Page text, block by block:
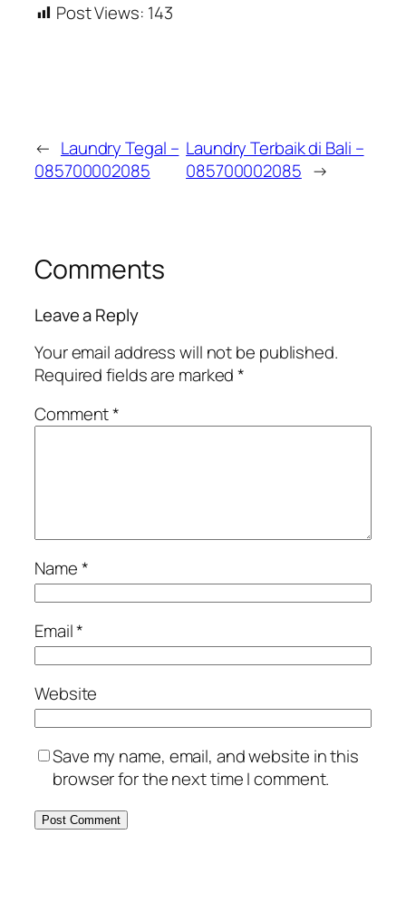
Post Views: 143
← Laundry Tegal –
085700002085
Laundry Terbaik di Bali –
085700002085 →
Comments
Leave a Reply
Your email address will not be published.
Required fields are marked*
Comment*
Name*
Email*
Website
Save my name, email, and website in this
browser for the next time I comment.